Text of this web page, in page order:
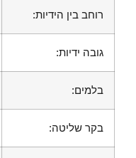
רוחב בין הידיות:
גובה ידיות:
בלמים:
בקר שליטה: